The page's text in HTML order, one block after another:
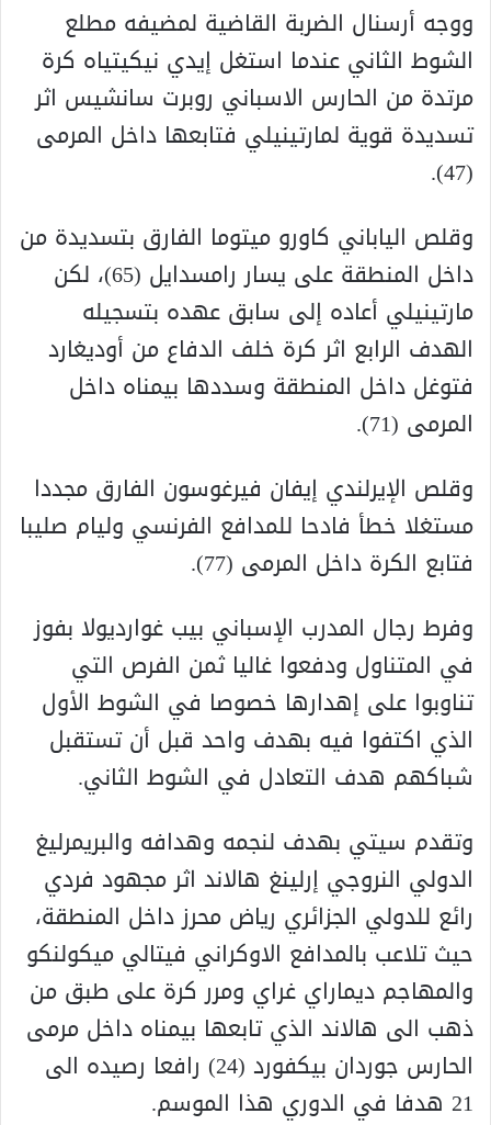
ووجه أرسنال الضربة القاضية لمضيفه مطلع
الشوط الثاني عندما استغل إيدي نيكيتياه كرة
مرتدة من الحارس الاسباني روبرت سانشيس اثر
تسديدة قوية لمارتينيلي فتابعها داخل المرمى
(47).
وقلص الياباني كاورو ميتوما الفارق بتسديدة من
داخل المنطقة على يسار رامسدايل (65)، لكن
مارتينيلي أعاده إلى سابق عهده بتسجيله
الهدف الرابع اثر كرة خلف الدفاع من أوديغارد
فتوغل داخل المنطقة وسددها بيمناه داخل
المرمى (71).
وقلص الإيرلندي إيفان فيرغوسون الفارق مجددا
مستغلا خطأ فادحا للمدافع الفرنسي وليام صليبا
فتابع الكرة داخل المرمى (77).
وفرط رجال المدرب الإسباني بيب غوارديولا بفوز
في المتناول ودفعوا غاليا ثمن الفرص التي
تناوبوا على إهدارها خصوصا في الشوط الأول
الذي اكتفوا فيه بهدف واحد قبل أن تستقبل
شباكهم هدف التعادل في الشوط الثاني.
وتقدم سيتي بهدف لنجمه وهدافه والبريمرليغ
الدولي النروجي إرلينغ هالاند اثر مجهود فردي
رائع للدولي الجزائري رياض محرز داخل المنطقة،
حيث تلاعب بالمدافع الاوكراني فيتالي ميكولنكو
والمهاجم ديماراي غراي ومرر كرة على طبق من
ذهب الى هالاند الذي تابعها بيمناه داخل مرمى
الحارس جوردان بيكفورد (24) رافعا رصيده الى
21 هدفا في الدوري هذا الموسم.